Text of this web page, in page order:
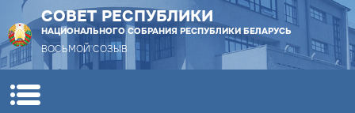
СОВЕТ РЕСПУБЛИКИ
НАЦИОНАЛЬНОГО СОБРАНИЯ РЕСПУБЛИКИ БЕЛАРУСЬ
ВОСЬМОЙ СОЗЫВ